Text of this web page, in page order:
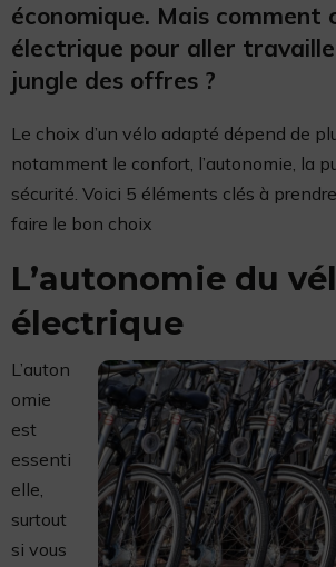
économique. Mais comment
électrique pour aller
jungle des offres ?
Le choix d’un vélo adapté dépend de
notamment le confort, l’autonomie, la
sécurité. Voici 5 éléments clés à
faire le bon choix
L’autonomie du
électrique
L’auton
omie
est
essenti
elle,
surtout
si vous